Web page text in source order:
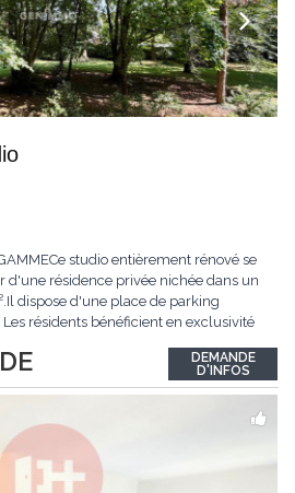
studio entièrement rénové se
d'une résidence privée nichée dans un
dispose d'une place de parking
résidents bénéficient en exclusivité
en voiture
DEMANDE
D'INFOS